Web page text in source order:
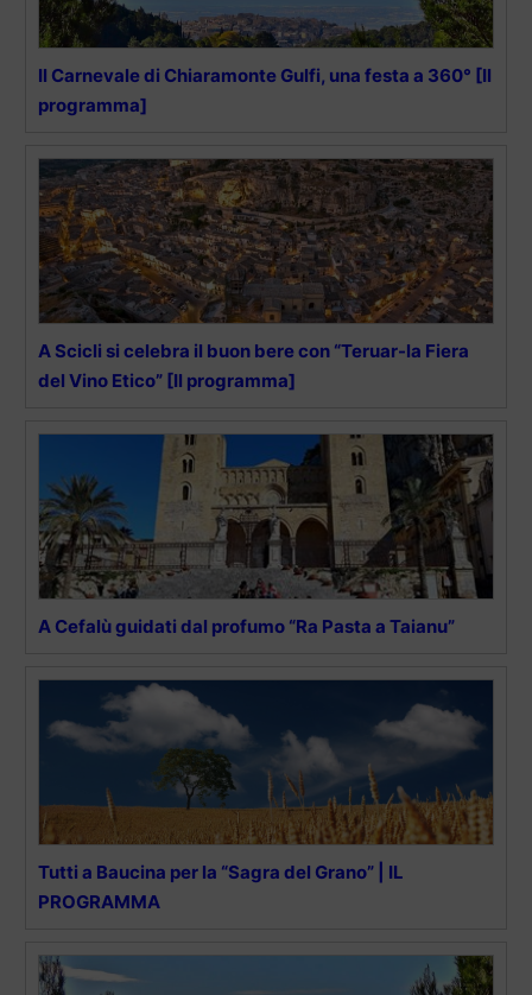
Il Carnevale di Chiaramonte Gulfi, una festa a 360° [Il
programma]
A Scicli si celebra il buon bere con “Teruar-la Fiera
del Vino Etico” [Il programma]
A Cefalù guidati dal profumo “Ra Pasta a Taianu”
Tutti a Baucina per la “Sagra del Grano” | IL
PROGRAMMA